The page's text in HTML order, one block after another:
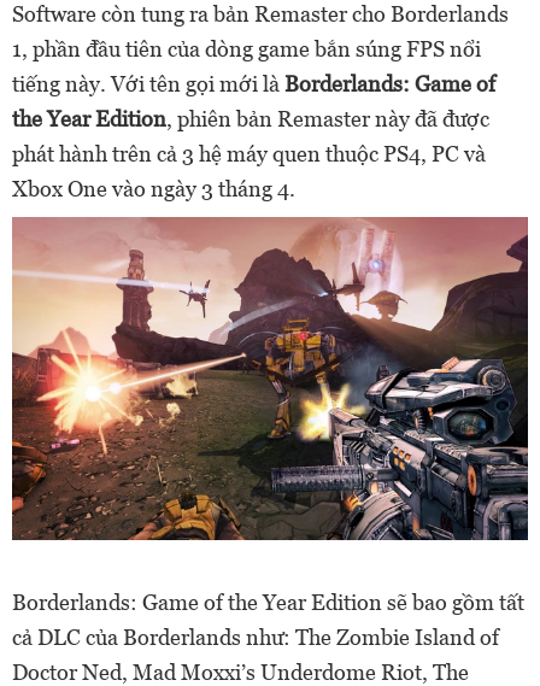
Software còn tung ra bản Remaster cho Borderlands
1, phần đầu tiên của dòng game bắn súng FPS nổi
tiếng này. Với tên gọi mới là Borderlands: Game of
the Year Edition, phiên bản Remaster này đã được
phát hành trên cả 3 hệ máy quen thuộc PS4, PC và
Xbox One vào ngày 3 tháng 4.
Borderlands: Game of the Year Edition sẽ bao gồm tất
cả DLC của Borderlands như: The Zombie Island of
Doctor Ned, Mad Moxxi’s Underdome Riot, The